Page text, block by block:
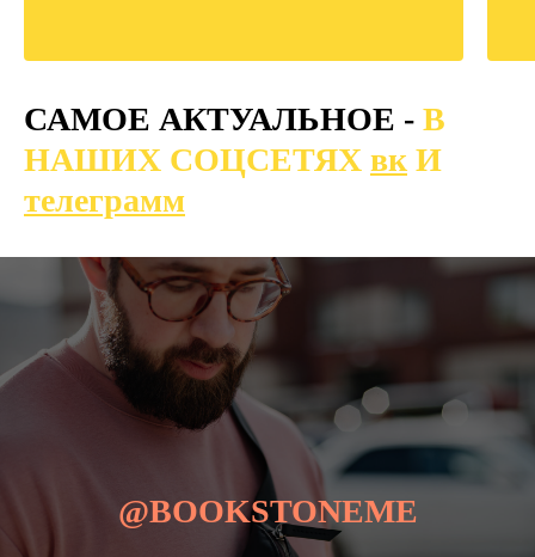
САМОЕ АКТУАЛЬНОЕ - В
НАШИХ СОЦСЕТЯХ вк И
телеграмм
@BOOKSTONEME